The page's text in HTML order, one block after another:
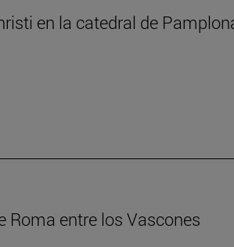
en la catedral de
Roma entre los Vascones